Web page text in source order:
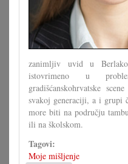
zanimljiv uvid u
istovrimeno u
gradišćanskohrvatske
svakoj generaciji, a i grupi
more biti na području
ili na školskom.
Tagovi:
Moje mišljenje